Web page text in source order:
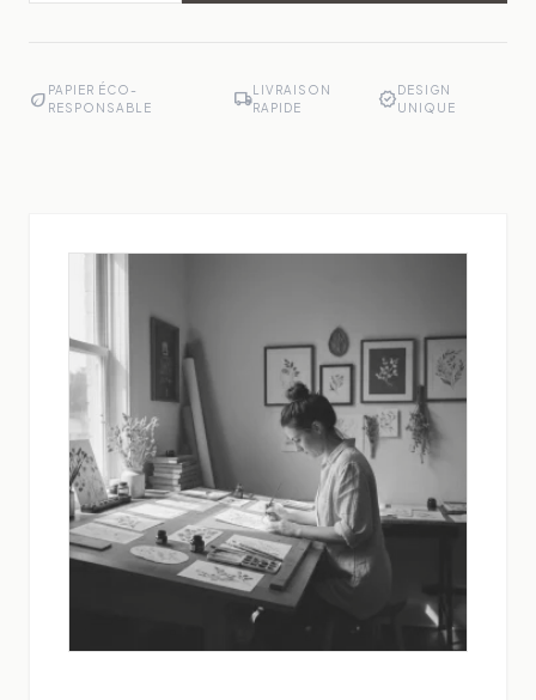
eco PAPIER ÉCO-
RESPONSABLE
local_shippingLIVRAISON
RAPIDE
verifiedDESIGN
UNIQUE